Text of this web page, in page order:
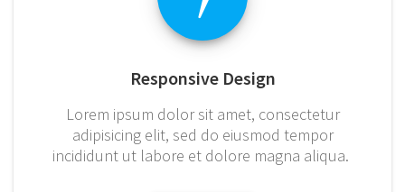
Responsive Design
Lorem ipsum dolor sit amet, consectetur
adipisicing elit, sed do eiusmod tempor
incididunt ut labore et dolore magna aliqua.